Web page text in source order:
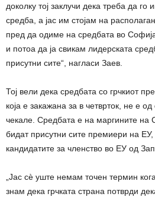
доколку тој заклучи дека треба да
средба, а јас им стојам на
пред да одиме на средбата во
и потоа да ја свикам лидерската
присутни сите“, нагласи Заев.
Тој вели дека средбата со грчкиот
која е закажана за в четврток, не е
чекале. Средбата е на маргините на
бидат присутни сите премиери на
кандидатите за членство во ЕУ од
„Јас сѐ уште немам точен термин
знам дека грчката страна потврди